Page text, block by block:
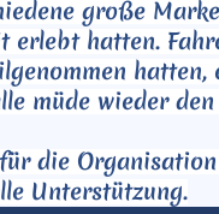
große
erlebt hatten.
müde wieder den
die
Unterstützung.